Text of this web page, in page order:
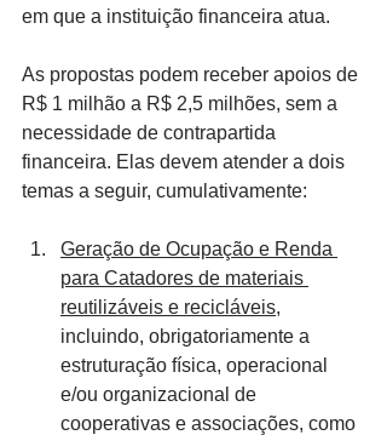
em que a instituição financeira atua.
As propostas podem receber apoios de
R$ 1 milhão a R$ 2,5 milhões, sem a
necessidade de contrapartida
financeira. Elas devem atender a dois
temas a seguir, cumulativamente:
Geração de Ocupação e Renda
para Catadores de materiais
reutilizáveis e recicláveis,
incluindo, obrigatoriamente a
estruturação física, operacional
e/ou organizacional de
cooperativas e associações, como